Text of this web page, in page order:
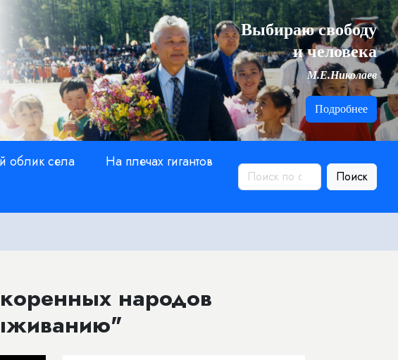
Выбираю свободу
и человека
М.Е.Николаев
Подробнее
облик села
На плечах гигантов
Поиск
народов